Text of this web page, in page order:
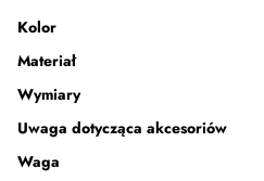
Kolor
Materiał
Wymiary
Uwaga dotycząca akcesoriów
Waga